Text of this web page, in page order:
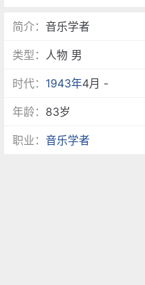
简介：音乐学者
类型： 人物 男
时代： 1943年4月 -
年龄： 83岁
职业：音乐学者